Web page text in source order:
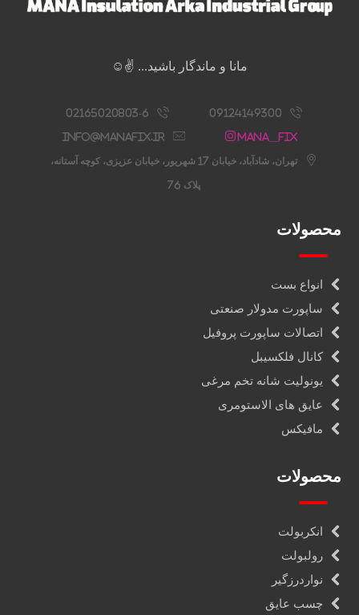
مانا و ماندگار باشید... ✌️☺️
09124149300
02165020803-6
Mana__fix
info@manafix.ir
تهران، شادآباد، خیابان 17 شهریور، خیابان عزیزی، کوچه آستانه،
پلاک 76
محصولات
انواع بست
ساپورت مدولار صنعتی
اتصالات ساپورت پروفیل
کانال فلکسیبل
یونولیت شانه تخم مرغی
عایق های الاستومری
مافیکس
محصولات
انکربولت
رولبولت
نواردرزگیر
چسب عایق